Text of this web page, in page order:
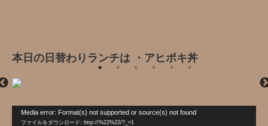
本日の日替わりランチは ・アヒポキ丼
Media error: Format(s) not supported or source(s) not found
ファイルをダウンロード: http://%22%22/?_=1